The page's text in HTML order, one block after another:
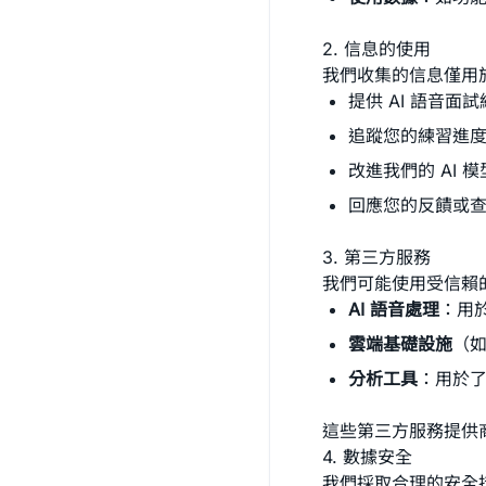
2. 信息的使用
我們收集的信息僅用
提供 AI 語音面試
追蹤您的練習進
改進我們的 AI 模
回應您的反饋或
3. 第三方服務
我們可能使用受信賴
AI 語音處理：用
雲端基礎設施 （
分析工具 ：用於
這些第三方服務提供
4. 數據安全